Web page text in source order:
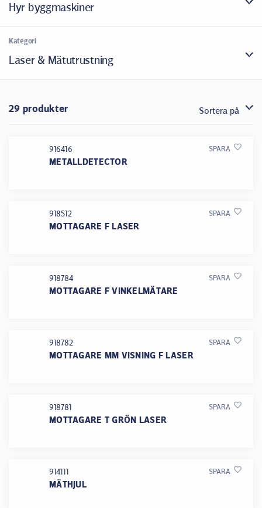
Hyr byggmaskiner
Kategori
Laser & Mätutrustning
29 produkter Sortera på
916416
METALLDETECTOR
SPARA
918512
MOTTAGARE F LASER
SPARA
918784
MOTTAGARE F VINKELMÄTARE
SPARA
918782
MOTTAGARE MM VISNING F LASER
SPARA
918781
MOTTAGARE T GRÖN LASER
SPARA
914111
MÄTHJUL
SPARA